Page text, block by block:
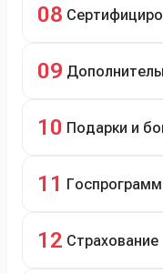
08
технический
09
10 Подарки и
программе
11
12 Страхование